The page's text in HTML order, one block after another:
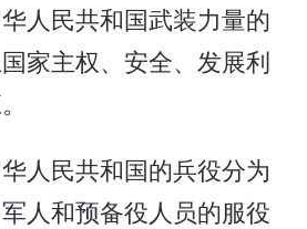
人民共和国武装力量的
家主权、安全、发展利
人民共和国的兵役分为
人和预备役人员的服役